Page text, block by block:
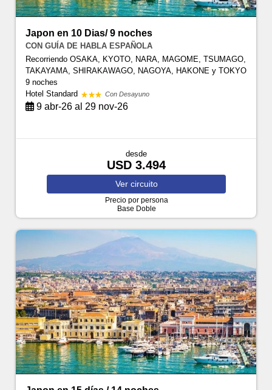
Japon en 10 Dias/ 9 noches
CON GUÍA DE HABLA ESPAÑOLA
Recorriendo OSAKA, KYOTO, NARA, MAGOME, TSUMAGO,
TAKAYAMA, SHIRAKAWAGO, NAGOYA, HAKONE y TOKYO
9 noches
Hotel Standard
Con Desayuno
9 abr-26 al 29 nov-26
desde
USD 3.494
Ver circuito
Precio por persona
Base Doble